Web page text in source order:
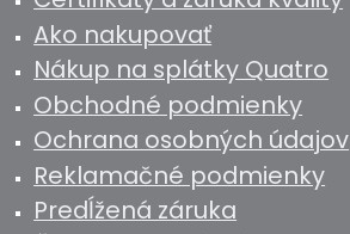
Ako nakupovať
Nákup na splátky Quatro
Obchodné podmienky
Ochrana osobných údajov
Reklamačné podmienky
Predĺžená záruka